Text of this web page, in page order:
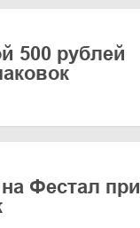
500 рублей
Фестал при